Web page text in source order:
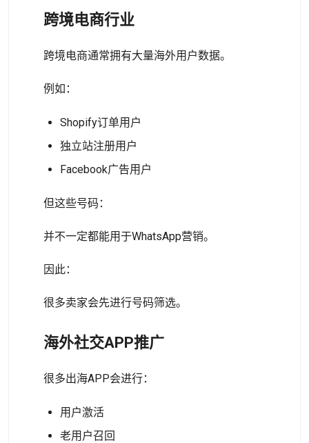
跨境电商行业
跨境电商通常拥有大量海外用户数据。
例如：
Shopify订单用户
独立站注册用户
Facebook广告用户
但这些号码：
并不一定都能用于WhatsApp营销。
因此：
很多卖家会先进行号码筛选。
海外社交APP推广
很多出海APP会进行：
用户激活
老用户召回